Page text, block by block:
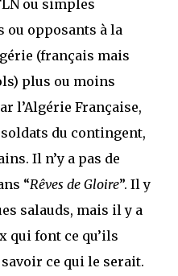
ou simples
opposants à la
(français mais
plus ou moins
l’Algérie Française,
du contingent,
Il n’y a pas de
“Rêves de Gloire”. Il y
salauds, mais il y a
qui font ce qu’ils
ce qui le serait.